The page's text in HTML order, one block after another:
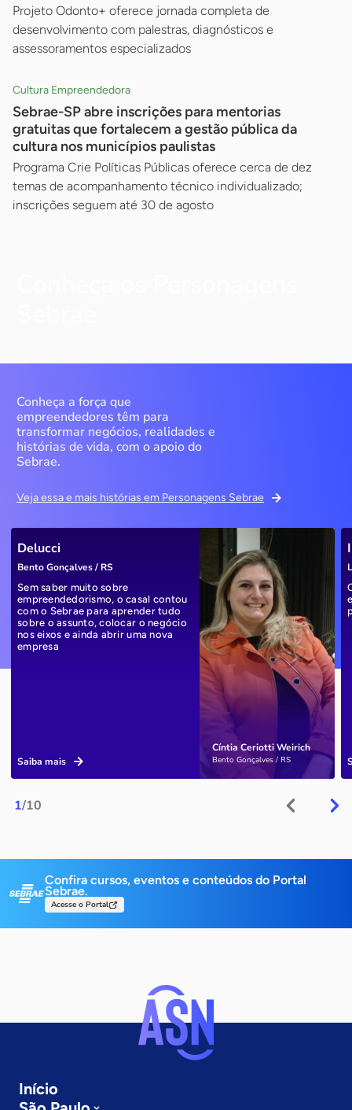
Projeto Odonto+ oferece jornada completa de
desenvolvimento com palestras, diagnósticos e
assessoramentos especializados
Cultura Empreendedora
Sebrae-SP abre inscrições para mentorias
gratuitas que fortalecem a gestão pública da
cultura nos municípios paulistas
Programa Crie Políticas Públicas oferece cerca de dez
temas de acompanhamento técnico individualizado;
inscrições seguem até 30 de agosto
Conheça a força que
empreendedores têm para
transformar negócios, realidades e
histórias de vida, com o apoio do
Sebrae.
Veja essa e mais histórias em Personagens Sebrae
1/10
Cíntia Ceriotti Weirich
Bento Gonçalves / RS
Delucci
Bento Gonçalves / RS
Sem saber muito sobre
empreendedorismo, o casal contou
com o Sebrae para aprender tudo
sobre o assunto, colocar o negócio
nos eixos e ainda abrir uma nova
empresa
Saiba mais
Confira cursos, eventos e conteúdos do Portal
Sebrae.
Acesse o Portal
Início